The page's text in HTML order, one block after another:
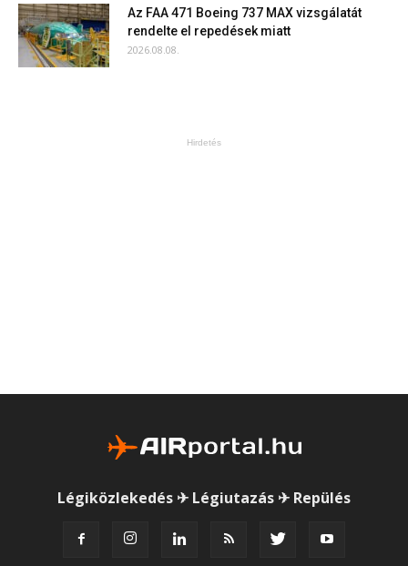
Az FAA 471 Boeing 737 MAX vizsgálatát
rendelte el repedések miatt
2026.08.08.
Hirdetés
Légiközlekedés ✈ Légiutazás ✈ Repülés